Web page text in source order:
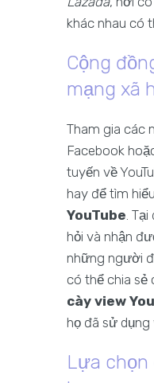
khác nhau có
Cộng
mạng xã
Tham gia các
Facebook
tuyến về
hay để tìm
YouTube.
hỏi và nhận
những người
có thể chia sẻ
cày view
họ đã sử
Lựa chọn